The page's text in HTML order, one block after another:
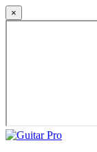
×